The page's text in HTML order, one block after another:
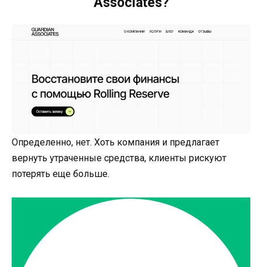
Определенно, нет. Хоть компания и предлагает
вернуть утраченные средства, клиенты рискуют
потерять еще больше.